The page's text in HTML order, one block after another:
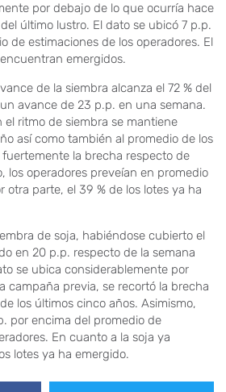
por debajo de lo que ocurría hace
último lustro. El dato se ubicó 7 p.p.
de estimaciones de los operadores. El
emergidos.
de la siembra alcanza el 72 % del
avance de 23 p.p. en una semana.
el ritmo de siembra se mantiene
así como también al promedio de los
la brecha respecto de
los operadores preveían en promedio
otra parte, el 39 % de los lotes ya ha
de soja, habiéndose cubierto el
en 20 p.p. respecto de la semana
se ubica considerablemente por
campaña previa, se recortó la brecha
los últimos cinco años. Asimismo,
por encima del promedio de
En cuanto a la soja ya
lotes ya ha emergido.